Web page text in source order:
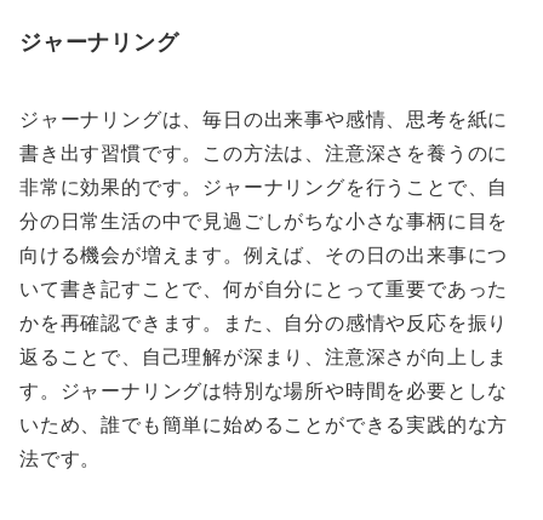
ジャーナリング
ジャーナリングは、毎日の出来事や感情、思考を紙に
書き出す習慣です。この方法は、注意深さを養うのに
非常に効果的です。ジャーナリングを行うことで、自
分の日常生活の中で見過ごしがちな小さな事柄に目を
向ける機会が増えます。例えば、その日の出来事につ
いて書き記すことで、何が自分にとって重要であった
かを再確認できます。また、自分の感情や反応を振り
返ることで、自己理解が深まり、注意深さが向上しま
す。ジャーナリングは特別な場所や時間を必要としな
いため、誰でも簡単に始めることができる実践的な方
法です。